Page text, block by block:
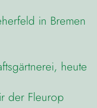
in Bremen
heute
der Fleurop